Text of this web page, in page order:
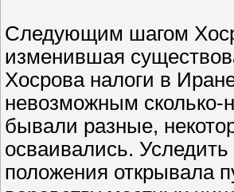
Следующим шагом
изменившая
Хосрова налоги в
невозможным сколько-
бывали разные,
осваивались.
положения открывала